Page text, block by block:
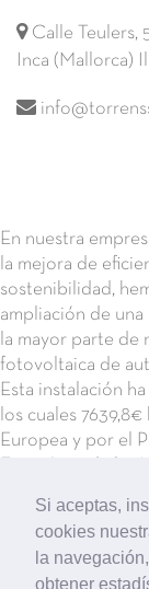
Si aceptas,
cookies
la
obtener
Calle Teulers,
Inca (Mallorca)
En nuestra
la mejora de
sostenibilidad,
ampliación de
la mayor parte de
fotovoltaica de
Esta instalación
los cuales
Europea y por el
Energética de las